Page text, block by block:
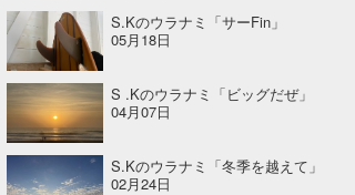
S.Kのウラナミ「サーFin」
05月18日
S .Kのウラナミ「ビッグだぜ」
04月07日
S.Kのウラナミ「冬季を越えて」
02月24日